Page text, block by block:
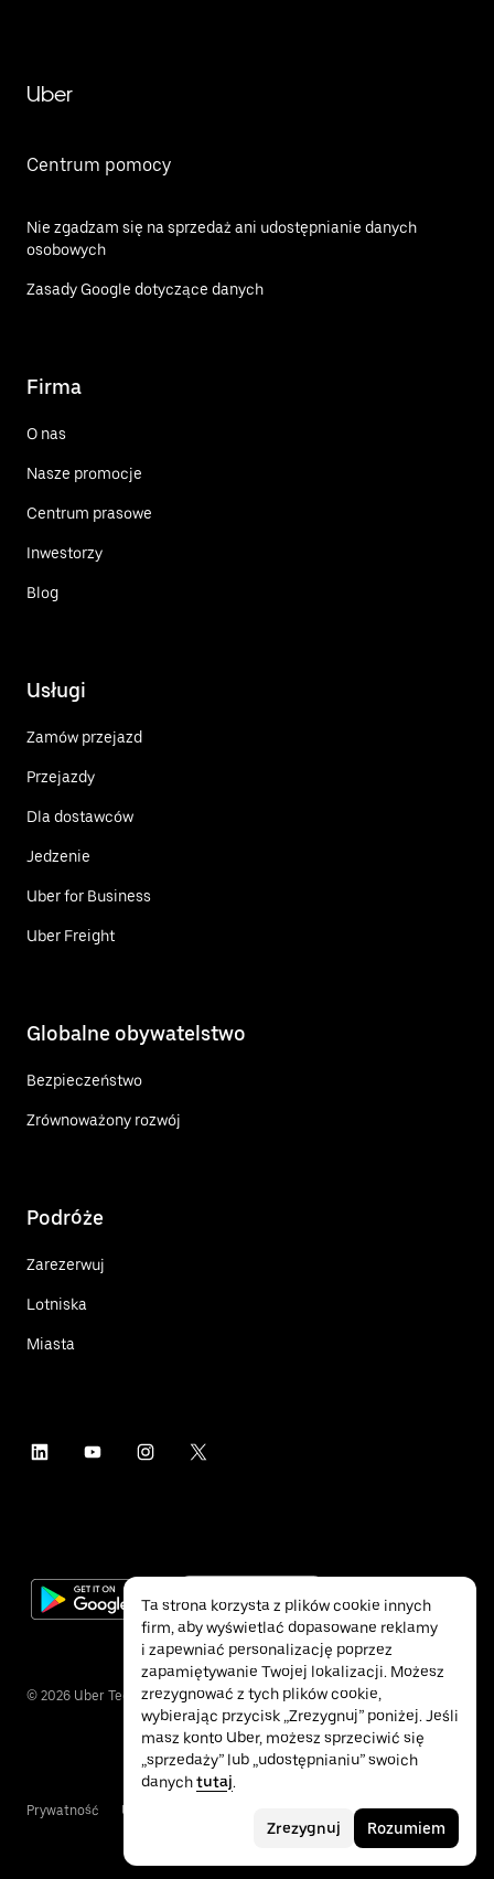
Uber
Centrum pomocy
Nie zgadzam się na sprzedaż ani udostępnianie danych
osobowych
Zasady Google dotyczące danych
Firma
O nas
Nasze promocje
Centrum prasowe
Inwestorzy
Blog
Usługi
Zamów przejazd
Przejazdy
Dla dostawców
Jedzenie
Uber for Business
Uber Freight
Globalne obywatelstwo
Bezpieczeństwo
Zrównoważony rozwój
Podróże
Zarezerwuj
Lotniska
Miasta
© 2026 Uber Technologies Inc.
Prywatność Ułatwienia dostępu
Ta strona korzysta z plików cookie innych
firm, aby wyświetlać dopasowane reklamy
i zapewniać personalizację poprzez
zapamiętywanie Twojej lokalizacji. Możesz
zrezygnować z tych plików cookie,
wybierając przycisk „Zrezygnuj” poniżej. Jeśli
masz konto Uber, możesz sprzeciwić się
„sprzedaży” lub „udostępnianiu” swoich
danychtutaj.
Zrezygnuj Rozumiem